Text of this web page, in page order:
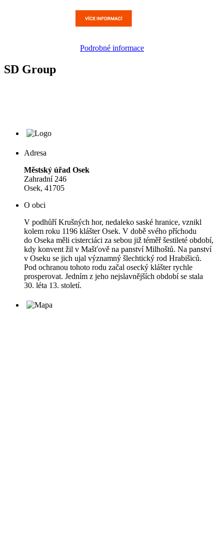
Podrobné informace
SD Group
Adresa
Městský úřad Osek
Zahradní 246
Osek, 41705
O obci
V podhůří Krušných hor, nedaleko saské hranice, vznikl
kolem roku 1196 klášter Osek. V době svého příchodu
do Oseka měli cisterciáci za sebou již téměř šestileté období,
kdy konvent žil v Mašťově na panství Milhoštů. Na panství
v Oseku se jich ujal významný šlechtický rod Hrabišiců.
Pod ochranou tohoto rodu začal osecký klášter rychle
prosperovat. Jedním z jeho nejslavnějších období se stala
30. léta 13. století.